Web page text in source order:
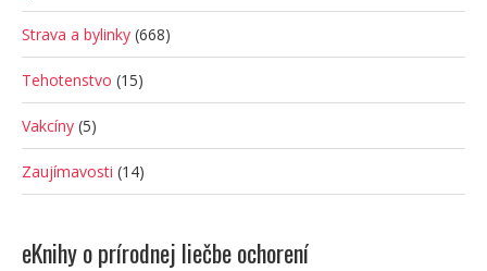
Strava a bylinky (668)
Tehotenstvo (15)
Vakcíny (5)
Zaujímavosti (14)
eKnihy o prírodnej liečbe ochorení